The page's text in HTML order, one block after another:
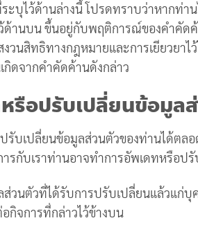
ะบุไว้ด้านล่างนี้ โปรดทราบว่าหากท่
ด้านบน ขึ้นอยู่กับพฤติการณ์ของคำคัด
วนสิทธิทางกฎหมายและการเยียวยา
ดจากคำคัดค้านดังกล่าว
รือปรับเปลี่ยนข้อมูล
รับเปลี่ยนข้อมูลส่วนตัวของท่านได้ตล
กับเราท่านอาจทำการอัพเดทหรือป
ส่วนตัวที่ได้รับการปรับเปลี่ยนแล้วแ
กิจการที่กล่าวไว้ข้างบน